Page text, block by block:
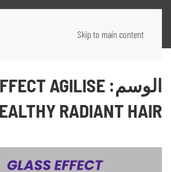
Skip to main content
الوسم: AGILISE
RADIANT HAIR